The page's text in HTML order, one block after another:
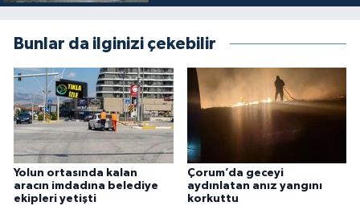
Bunlar da ilginizi çekebilir
Yolun ortasında kalan
aracın imdadına belediye
ekipleri yetişti
Çorum’da geceyi
aydınlatan anız yangını
korkuttu